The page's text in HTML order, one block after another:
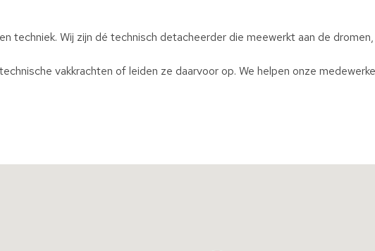
techniek. Wij zijn dé technisch detacheerder die meewerkt aan de
vakkrachten of leiden ze daarvoor op. We helpen onze